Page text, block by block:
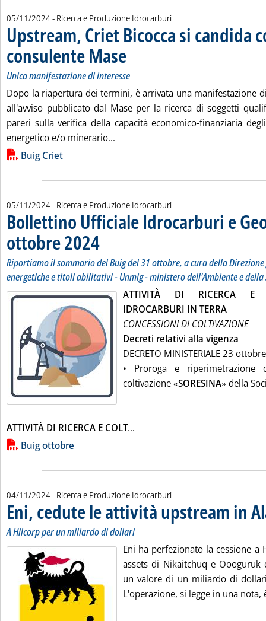
05/11/2024- Ricerca e Produzione Idrocarburi
Upstream, Criet Bicocca si candida
consulente Mase
Unica manifestazione di interesse
Dopo la riapertura dei termini, è arrivata una manifestazione
all'avviso pubblicato dal Mase per la ricerca di soggetti
pareri sulla verifica della capacità economico-finanziaria
energetico e/o minerario...
Lista allegati PDF alla notizia
Buig Criet
05/11/2024- Ricerca e Produzione Idrocarburi
Bollettino Ufficiale Idrocarburi e
ottobre 2024
Riportiamo il sommario del Buig del 31 ottobre, a cura della
energetiche e titoli abilitativi - Unmig - ministero dell'Ambiente e della
ATTIVITÀ DI RICERCA E
IDROCARBURI IN TERRA
CONCESSIONI DI COLTIVAZIONE
Decreti relativi alla vigenza
DECRETO MINISTERIALE 23
• Proroga e riperimetrazione
coltivazione «SORESINA» della
ATTIVITÀ DI RICERCA E COLT...
Lista allegati PDF alla notizia
Buig ottobre
04/11/2024- Ricerca e Produzione Idrocarburi
Eni, cedute le attività upstream in
A Hilcorp per un miliardo di dollari
Eni ha perfezionato la cessione a
assets di Nikaitchuq e Oooguruk
un valore di un miliardo di
L'operazione, si legge in una nota,